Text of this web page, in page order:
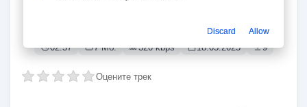
02:57 7 Мб. 320 kbps 18.05.2025 9
Оцените трек
Discard Allow